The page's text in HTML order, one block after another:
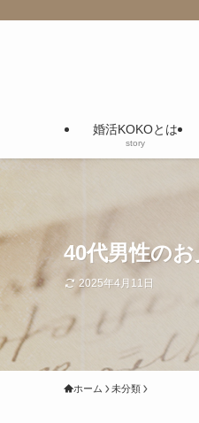
婚活KOKOとは
story
40代男性の
2025年4月11日
ホーム 未分類